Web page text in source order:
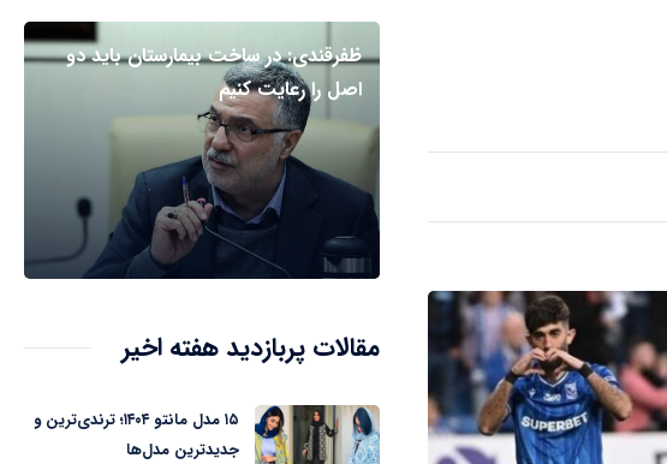
ظفرقندی: در ساخت بیمارستان باید دو
اصل را رعایت کنیم
مقالات پربازدید هفته اخیر
۱۵ مدل مانتو ۱۴۰۴؛ ترندی‌ترین و
جدیدترین مدل‌ها